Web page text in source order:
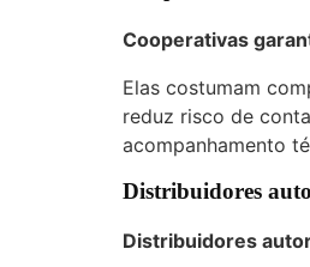
Cooperativas
Elas costumam
reduz risco de
acompanhamento
Distribuidores
Distribuidores